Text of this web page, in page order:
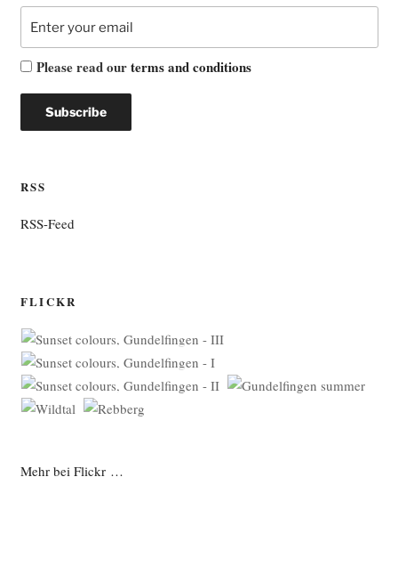
Please read ourterms and conditions
RSS
RSS-Feed
FLICKR
Mehr bei Flickr …